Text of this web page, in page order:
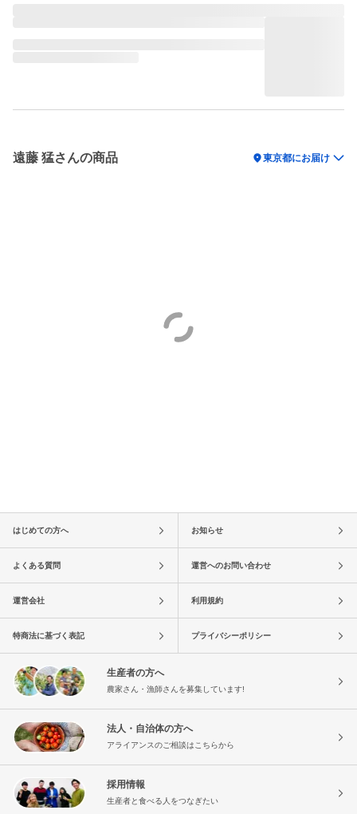
遠藤 猛さんの商品 location_on東京都にお届け
はじめての方へ お知らせ
よくある質問 運営へのお問い合わせ
運営会社 利用規約
特商法に基づく表記 プライバシーポリシー
生産者の方へ
農家さん・漁師さんを募集しています!
法人・自治体の方へ
アライアンスのご相談はこちらから
採用情報
生産者と食べる人をつなぎたい